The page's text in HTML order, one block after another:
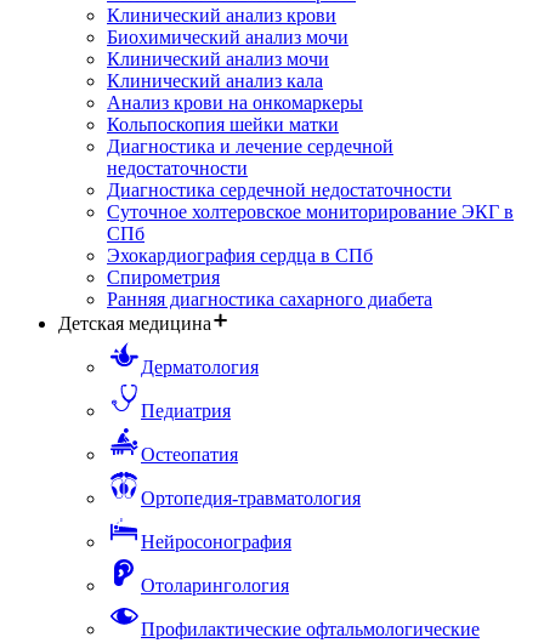
Клинический анализ крови
Биохимический анализ мочи
Клинический анализ мочи
Клинический анализ кала
Анализ крови на онкомаркеры
Кольпоскопия шейки матки
Диагностика и лечение сердечной
недостаточности
Диагностика сердечной недостаточности
Суточное холтеровское мониторирование ЭКГ в
СПб
Эхокардиография сердца в СПб
Спирометрия
Ранняя диагностика сахарного диабета
Детская медицина
Дерматология
Педиатрия
Остеопатия
Ортопедия-травматология
Нейросонография
Отоларингология
Профилактические офтальмологические